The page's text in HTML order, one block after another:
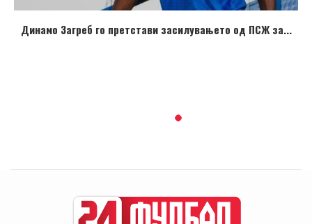
Динамо Загреб го претстави засилувањето од ПСЖ за...